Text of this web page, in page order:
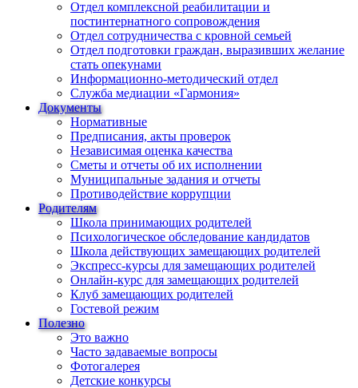
Отдел комплексной реабилитации и
постинтернатного сопровождения
Отдел сотрудничества с кровной семьей
Отдел подготовки граждан, выразивших желание
стать опекунами
Информационно-методический отдел
Служба медиации «Гармония»
Документы
Нормативные
Предписания, акты проверок
Независимая оценка качества
Сметы и отчеты об их исполнении
Муниципальные задания и отчеты
Противодействие коррупции
Родителям
Школа принимающих родителей
Психологическое обследование кандидатов
Школа действующих замещающих родителей
Экспресс-курсы для замещающих родителей
Онлайн-курс для замещающих родителей
Клуб замещающих родителей
Гостевой режим
Полезно
Это важно
Часто задаваемые вопросы
Фотогалерея
Детские конкурсы